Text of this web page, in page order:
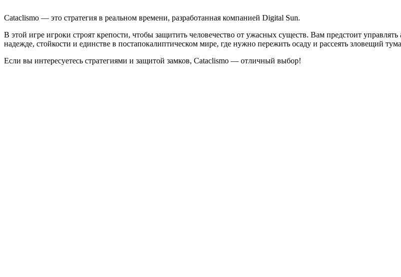
Cataclismo — это стратегия в реальном времени, разработанная компанией Digital Sun.
В этой игре игроки строят крепости, чтобы защитить человечество от ужасных существ. Вам предстоит
надежде, стойкости и единстве в постапокалиптическом мире, где нужно пережить осаду и рассеять зловещий
Если вы интересуетесь стратегиями и защитой замков, Cataclismo — отличный выбор!